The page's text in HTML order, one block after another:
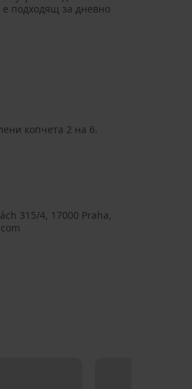
подходящ за дневно
копчета 2 на 6.
315/4, 17000 Praha,